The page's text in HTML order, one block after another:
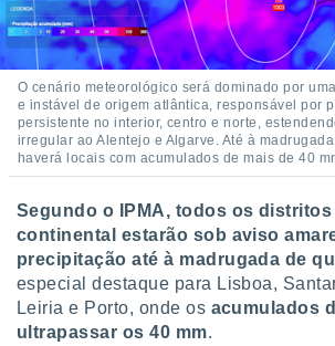
para
e
como a
este sitio
IP e
possam
seus
com
qual se
tal,
O cenário meteorológico será dominado por
e instável de origem atlântica, responsável por
persistente no interior, centro e norte,
irregular ao Alentejo e Algarve. Até à
haverá locais com acumulados de mais de 40
Segundo o IPMA, todos os distritos
continental estarão sob aviso
precipitação até à madrugada de
especial destaque para Lisboa,
Leiria e Porto, onde os acumulados
ultrapassar os 40 mm.